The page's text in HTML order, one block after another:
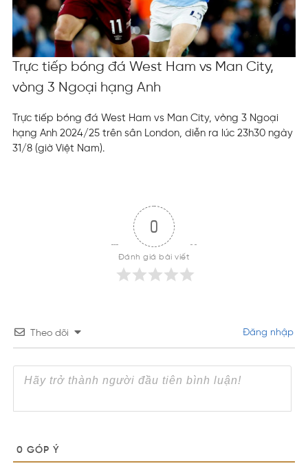
Trực tiếp bóng đá West Ham vs Man City,
vòng 3 Ngoại hạng Anh
Trực tiếp bóng đá West Ham vs Man City, vòng 3 Ngoại
hạng Anh 2024/25 trên sân London, diễn ra lúc 23h30 ngày
31/8 (giờ Việt Nam).
0
Đánh giá bài viết
Theo dõi Đăng nhập
0 GÓP Ý